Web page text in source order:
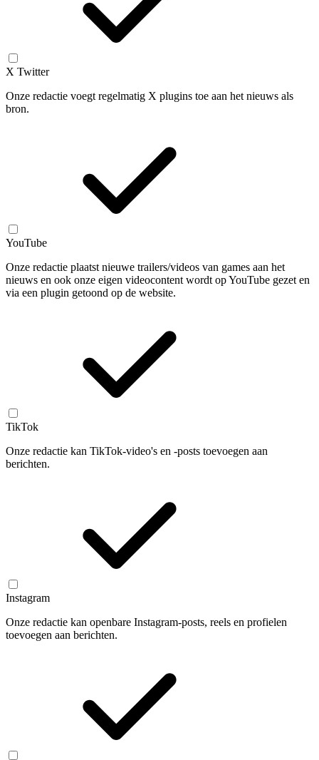
X Twitter
Onze redactie voegt regelmatig X plugins toe aan het nieuws als
bron.
YouTube
Onze redactie plaatst nieuwe trailers/videos van games aan het
nieuws en ook onze eigen videocontent wordt op YouTube gezet en
via een plugin getoond op de website.
TikTok
Onze redactie kan TikTok-video's en -posts toevoegen aan
berichten.
Instagram
Onze redactie kan openbare Instagram-posts, reels en profielen
toevoegen aan berichten.